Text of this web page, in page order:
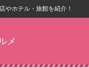
やホテル・旅館を紹介！
メ